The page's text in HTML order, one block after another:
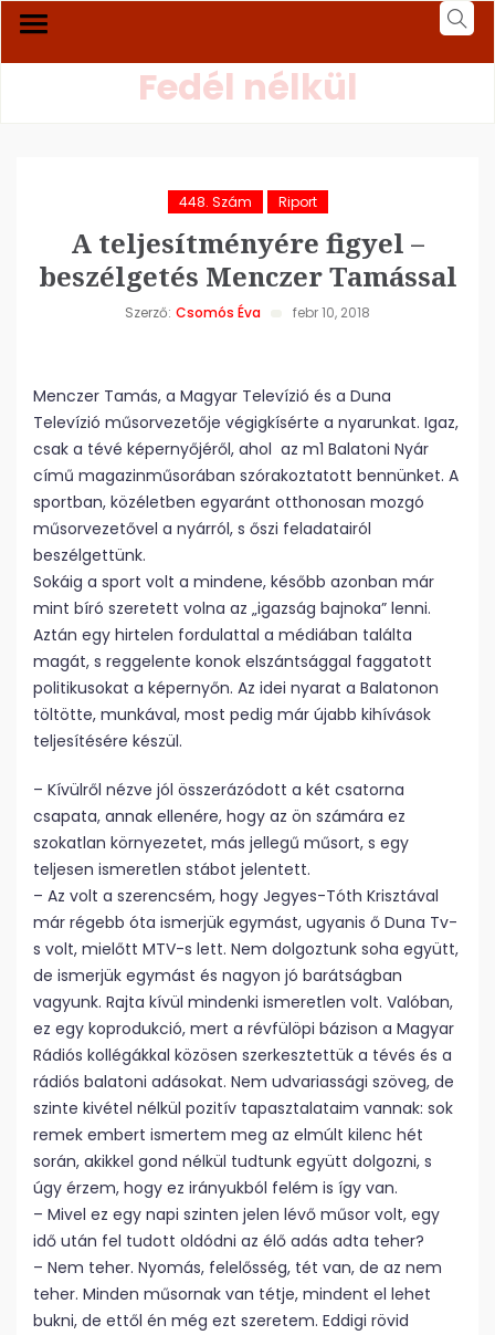
Fedél nélkül
448. Szám Riport
A teljesítményére figyel –
beszélgetés Menczer Tamással
Szerző: Csomós Éva febr 10, 2018
Menczer Tamás, a Magyar Televízió és a Duna
Televízió műsorvezetője végigkísérte a nyarunkat. Igaz,
csak a tévé képernyőjéről, ahol az m1 Balatoni Nyár
című magazinműsorában szórakoztatott bennünket. A
sportban, közéletben egyaránt otthonosan mozgó
műsorvezetővel a nyárról, s őszi feladatairól
beszélgettünk.
Sokáig a sport volt a mindene, később azonban már
mint bíró szeretett volna az „igazság bajnoka” lenni.
Aztán egy hirtelen fordulattal a médiában találta
magát, s reggelente konok elszántsággal faggatott
politikusokat a képernyőn. Az idei nyarat a Balatonon
töltötte, munkával, most pedig már újabb kihívások
teljesítésére készül.
– Kívülről nézve jól összerázódott a két csatorna
csapata, annak ellenére, hogy az ön számára ez
szokatlan környezetet, más jellegű műsort, s egy
teljesen ismeretlen stábot jelentett.
– Az volt a szerencsém, hogy Jegyes-Tóth Krisztával
már régebb óta ismerjük egymást, ugyanis ő Duna Tv-
s volt, mielőtt MTV-s lett. Nem dolgoztunk soha együtt,
de ismerjük egymást és nagyon jó barátságban
vagyunk. Rajta kívül mindenki ismeretlen volt. Valóban,
ez egy koprodukció, mert a révfülöpi bázison a Magyar
Rádiós kollégákkal közösen szerkesztettük a tévés és a
rádiós balatoni adásokat. Nem udvariassági szöveg, de
szinte kivétel nélkül pozitív tapasztalataim vannak: sok
remek embert ismertem meg az elmúlt kilenc hét
során, akikkel gond nélkül tudtunk együtt dolgozni, s
úgy érzem, hogy ez irányukból felém is így van.
– Mivel ez egy napi szinten jelen lévő műsor volt, egy
idő után fel tudott oldódni az élő adás adta teher?
– Nem teher. Nyomás, felelősség, tét van, de az nem
teher. Minden műsornak van tétje, mindent el lehet
bukni, de ettől én még ezt szeretem. Eddigi rövid